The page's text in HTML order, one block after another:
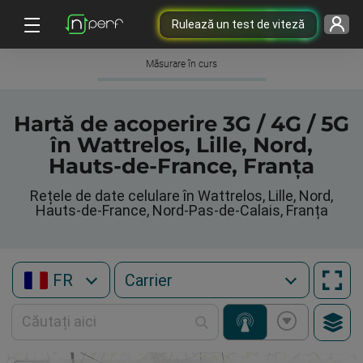
Rulează un test de viteză
Măsurare în curs
Hartă de acoperire 3G / 4G / 5G
în Wattrelos, Lille, Nord,
Hauts-de-France, Franța
Rețele de date celulare în Wattrelos, Lille, Nord,
Hauts-de-France, Nord-Pas-de-Calais, Franța
FR